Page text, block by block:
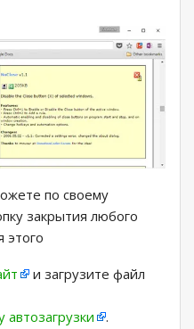
по своему
закрытия любого
этого
и загрузите файл
автозагрузки .